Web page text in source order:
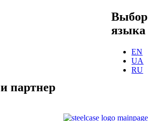
и партнер
Выбор
языка
EN
UA
RU